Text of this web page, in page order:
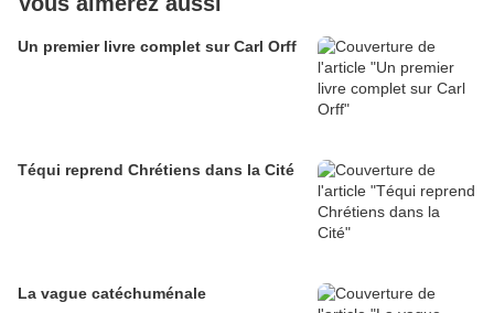
Un premier livre complet sur Carl Orff
Téqui reprend Chrétiens dans la Cité
La vague catéchuménale